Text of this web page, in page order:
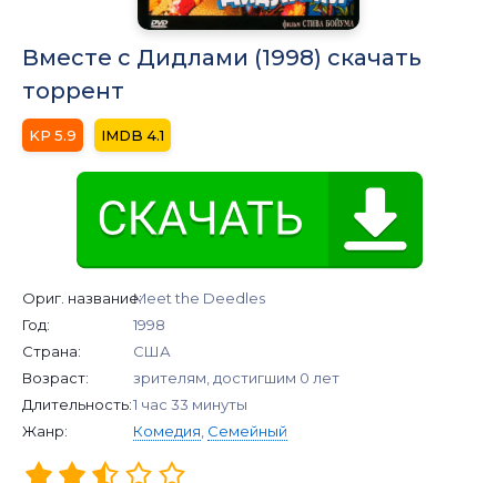
Вместе с Дидлами (1998) скачать
торрент
5.9 4.1
Ориг. название:Meet the Deedles
Год:
1998
Страна:
США
Возраст:
зрителям, достигшим 0 лет
Длительность:1 час 33 минуты
Жанр:
Комедия Семейный